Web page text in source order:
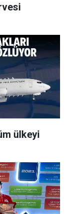
ülkeyi